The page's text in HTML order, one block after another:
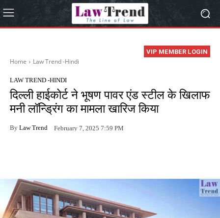
VIP MEMBER LOGIN
Home Law Trend -Hindi
LAW TREND -HINDI
दिल्ली हाईकोर्ट ने भूषण पावर एंड स्टील के खिलाफ
मनी लॉन्ड्रिंग का मामला खारिज किया
By Law Trend February 7, 2025 7:59 PM